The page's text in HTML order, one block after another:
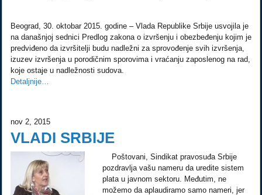
Beograd, 30. oktobar 2015. godine – Vlada Republike Srbije usvojila je
na današnjoj sednici Predlog zakona o izvršenju i obezbeđenju kojim je
predviđeno da izvršitelji budu nadležni za sprovođenje svih izvršenja,
izuzev izvršenja u porodičnim sporovima i vraćanju zaposlenog na rad,
koje ostaje u nadležnosti sudova.
Detaljnije…
nov 2, 2015
VLADI SRBIJE
Poštovani, Sindikat pravosuđa Srbije
pozdravlja vašu nameru da uredite sistem
plata u javnom sektoru. Međutim, ne
možemo da aplaudiramo samo nameri, jer